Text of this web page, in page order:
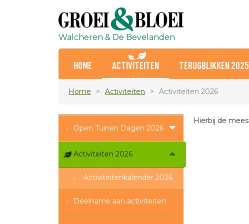
Walcheren & De Bevelanden
HOME ACTIVITEITEN TERUGBLIKKEN
Home Activiteiten Activiteiten 2026
Open Tuinen Dagen 2026
Activiteiten 2026
Activiteitenkalender 2026
Deelname aan activiteiten
Hierbij de